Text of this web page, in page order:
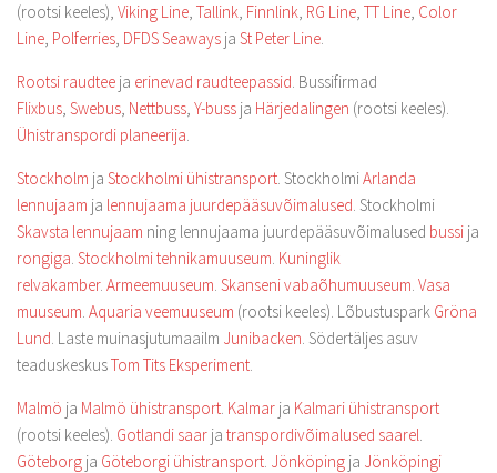
(rootsi keeles), Viking Line, Tallink, Finnlink, RG Line, TT Line, Color
Line, Polferries, DFDS Seaways ja St Peter Line.
Rootsi raudtee ja erinevad raudteepassid. Bussifirmad
Flixbus, Swebus, Nettbuss, Y-buss ja Härjedalingen (rootsi keeles).
Ühistranspordi planeerija.
Stockholm ja Stockholmi ühistransport. StockholmiArlanda
lennujaam ja lennujaama juurdepääsuvõimalused. Stockholmi
Skavsta lennujaam ning lennujaama juurdepääsuvõimalused bussi ja
rongiga. Stockholmi tehnikamuuseum. Kuninglik
relvakamber. Armeemuuseum. Skanseni vabaõhumuuseum. Vasa
muuseum. Aquaria veemuuseum (rootsi keeles). Lõbustuspark Gröna
Lund. Laste muinasjutumaailm Junibacken. Södertäljes asuv
teaduskeskusTom Tits Eksperiment.
Malmö ja Malmö ühistransport. Kalmar ja Kalmari ühistransport
(rootsi keeles). Gotlandi saar ja transpordivõimalused saarel.
Göteborg ja Göteborgi ühistransport. Jönköping ja Jönköpingi